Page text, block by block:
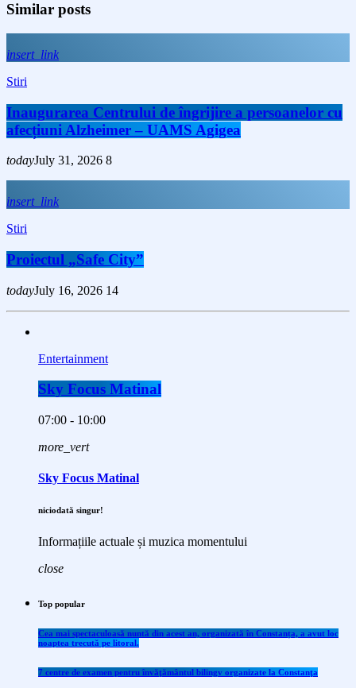
Similar posts
insert_link
Stiri
Inaugurarea Centrului de îngrijire a persoanelor cu
afecțiuni Alzheimer – UAMS Agigea
todayJuly 31, 2026 8
insert_link
Stiri
Proiectul „Safe City”
todayJuly 16, 2026 14
Entertainment
Sky Focus Matinal
07:00 - 10:00
more_vert
Sky Focus Matinal
niciodată singur!
Informațiile actuale și muzica momentului
close
Top popular
Cea mai spectaculoasă nuntă din acest an, organizată în Constanța, a avut loc
noaptea trecută pe litoral.
7 centre de examen pentru învăţământul bilingv organizate la Constanţa